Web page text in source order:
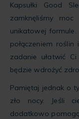
Kapsułki Good
zamknęliśmy
unikatowej
połączeniem
zadanie ułatwić
będzie wdrożyć
Pamiętaj jednak o
zło nocy. Jeśli
dodatkowo